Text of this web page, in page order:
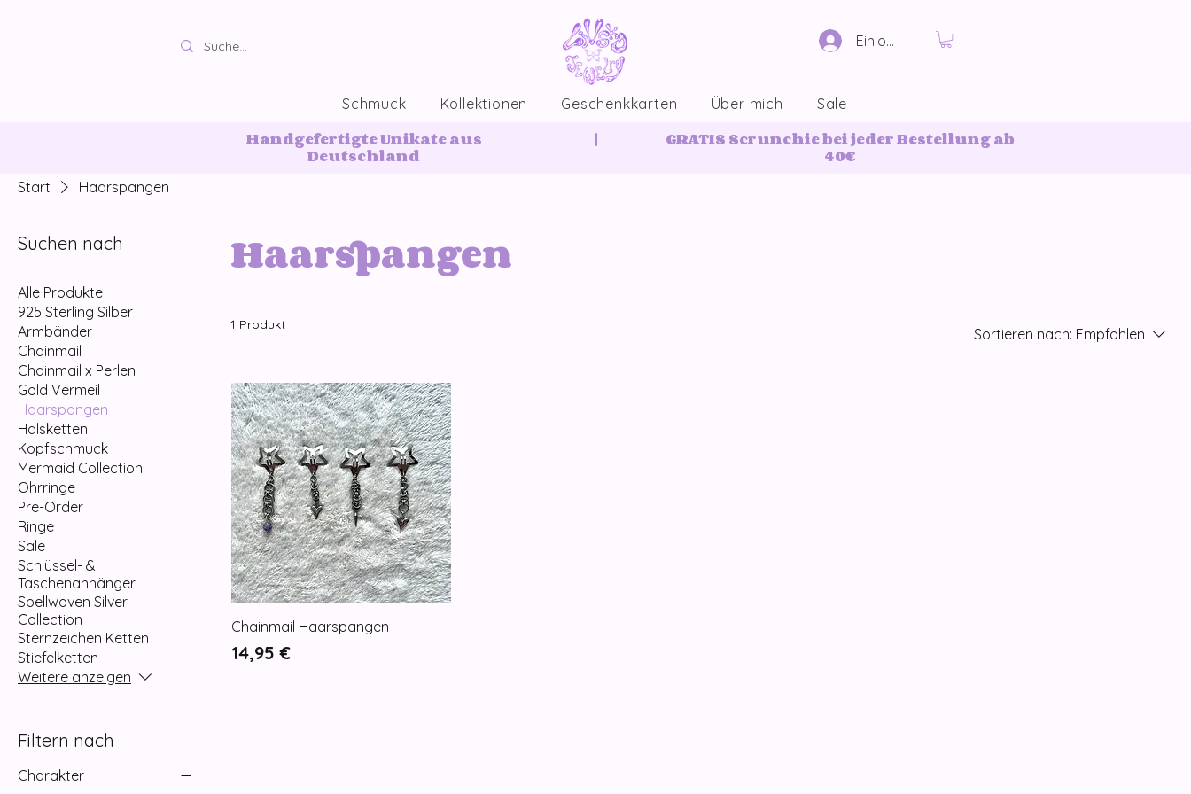
Einloggen
Schmuck Kollektionen Geschenkkarten Über mich Sale
Handgefertigte Unikate aus
Deutschland
GRATIS Scrunchie bei jeder Bestellung ab
40€
|
Start Haarspangen
Suchen nach
Alle Produkte
925 Sterling Silber
Armbänder
Chainmail
Chainmail x Perlen
Gold Vermeil
Haarspangen
Halsketten
Kopfschmuck
Mermaid Collection
Ohrringe
Pre-Order
Ringe
Sale
Schlüssel- &
Taschenanhänger
Spellwoven Silver
Collection
Sternzeichen Ketten
Stiefelketten
Weitere anzeigen
Filtern nach
Charakter
Haarspangen
1 Produkt
Sortieren nach: Empfohlen
Chainmail Haarspangen
Preis
14,95 €